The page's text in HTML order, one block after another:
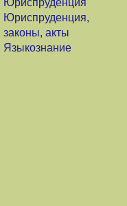
Юриспруденция
Юриспруденция,
законы, акты
Языкознание